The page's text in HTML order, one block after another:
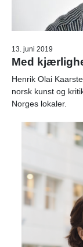
13. juni 2019
Med
Henrik Olai
norsk kunst og
Norges lokaler.